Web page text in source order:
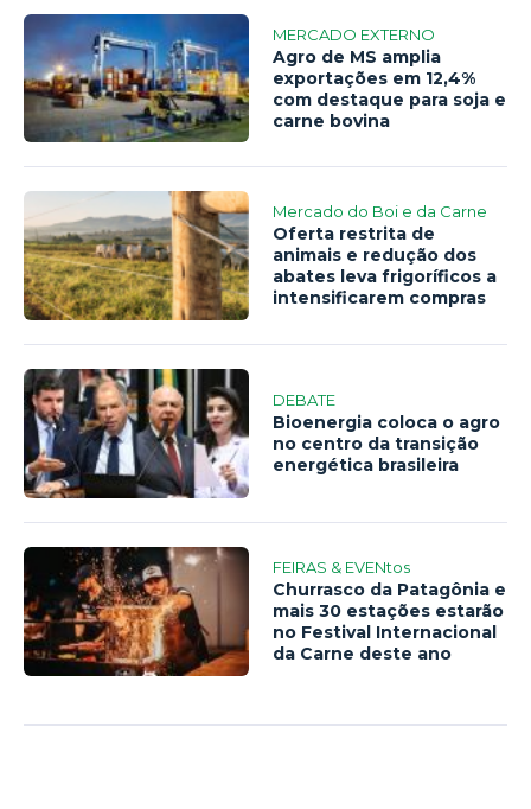
MERCADO EXTERNO
Agro de MS amplia
exportações em 12,4%
com destaque para soja e
carne bovina
Mercado do Boi e da Carne
Oferta restrita de
animais e redução dos
abates leva frigoríficos a
intensificarem compras
DEBATE
Bioenergia coloca o agro
no centro da transição
energética brasileira
FEIRAS & EVENtos
Churrasco da Patagônia e
mais 30 estações estarão
no Festival Internacional
da Carne deste ano